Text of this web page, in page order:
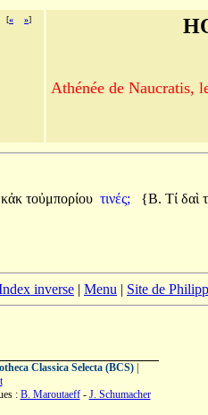
[« »]
Athénée de Naucratis,
κἀκ τοὐμπορίου τινές; {Β. Τί δαὶ
inverse | Menu | Site de
Classica Selecta (BCS)|
: B. Maroutaeff- J. Schumacher